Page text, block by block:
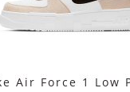
Air Force 1 Low